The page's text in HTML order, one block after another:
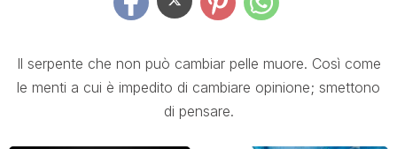
Il serpente che non può cambiar pelle muore. Così come
le menti a cui è impedito di cambiare opinione; smettono
di pensare.